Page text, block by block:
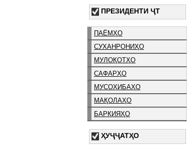
ПРЕЗИДЕНТИ ҶТ
ПАЁМҲО
СУХАНРОНИҲО
МУЛОҚОТҲО
САФАРҲО
МУСОҲИБАҲО
МАҚОЛАҲО
БАРҚИЯҲО
ҲУҶҶАТҲО